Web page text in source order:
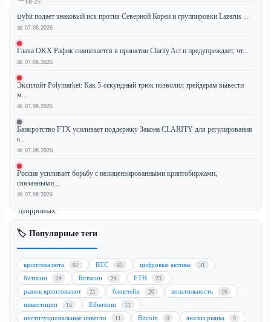
18:27
BNY
Mellon,
крупный
с
Уолл-
стрит,
расширяет
услуги
в
сфере
цифровых
для
институциональных
клиентов,
интегрируя
возможности
стейблкоинов,
начиная
Bybit подает знаковый иск против Северной Кореи и группировки Lazarus ...
📅 07.08.2026
Глава OKX Рафик сомневается в принятии Clarity Act и предупреждает, чт...
📅 07.08.2026
Эксплойт Polymarket: Как 5-секундный трюк позволил трейдерам вывести
м...
📅 07.08.2026
Банкротство FTX усиливает поддержку Закона CLARITY для регулирования
к...
📅 07.08.2026
Россия усиливает борьбу с нелицензированными криптобиржами,
связанными...
📅 07.08.2026
🏷️ Популярные теги
криптовалюта 67 BTC 65 цифровые активы 31
биткоин 24 Биткоин 24 ETH 23
рынок криптовалют 21 блокчейн 20 волатильность 16
инвестиции 15 Ethereum 11
институциональные инвесто 11 Bitcoin 9 анализ рынка 9